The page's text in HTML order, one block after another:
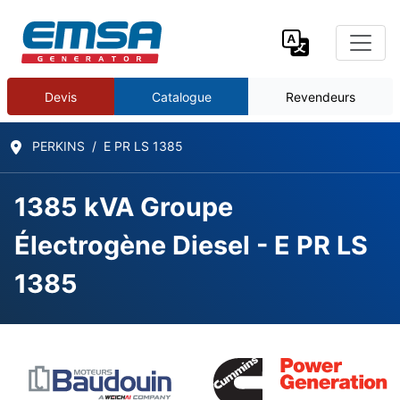
Devis Catalogue Revendeurs
PERKINS E PR LS 1385
1385 kVA Groupe
Électrogène Diesel - E PR LS
1385